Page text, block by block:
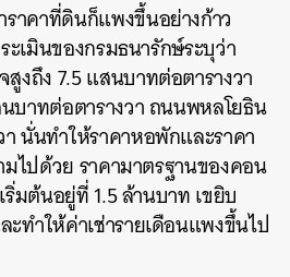
าคาที่ดินก็แพงขึ้นอย่างก้าว
เมินของกรมธนารักษ์ระบุว่า
งถึง7.5 แสนบาทต่อตารางวา
บาทต่อตารางวา ถนนพหลโยธิน
นั่นทำให้ราคาหอพักและราคา
ไปด้วย ราคามาตรฐานของคอน
ริ่มต้นอยู่ที่1.5ล้านบาท เขยิบ
ทำให้ค่าเช่ารายเดือนแพงขึ้นไป